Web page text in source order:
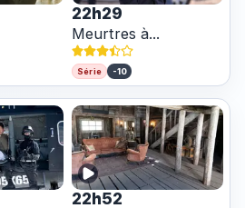
22h29
Meurtres à...
Série -10
22h52